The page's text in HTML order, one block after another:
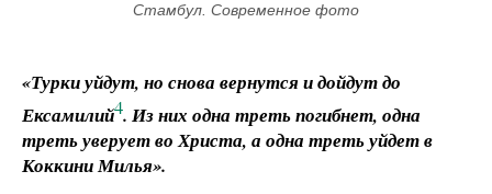
Стамбул. Современное фото
«Турки уйдут, но снова вернутся и дойдут до
Ексамилий4. Из них одна треть погибнет, одна
треть уверует во Христа, а одна треть уйдет в
Коккини Милья».